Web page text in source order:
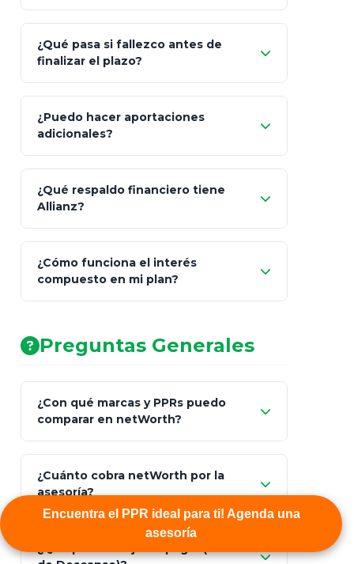
Encuentra el PPR ideal para ti! Agenda una
asesoría
"Switching" (cambio de fondos)
¿Qué pasa si fallezco antes de
finalizar el plazo?
100% a tus
beneficiarios designados
¿Puedo hacer aportaciones
adicionales?
¿Qué respaldo financiero tiene
Allianz?
AA (Muy Fuerte)
¿Cómo funciona el interés
compuesto en mi plan?
Preguntas Generales
¿Con qué marcas y PPRs puedo
comparar en netWorth?
¿Cuánto cobra netWorth por la
asesoría?